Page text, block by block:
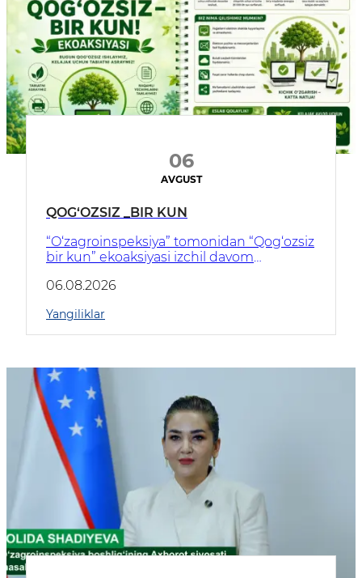
06
AVGUST
QOG‘OZSIZ _BIR KUN
“O‘zagroinspeksiya” tomonidan “Qog‘ozsiz
bir kun” ekoaksiyasi izchil davom
06.08.2026
Yangiliklar